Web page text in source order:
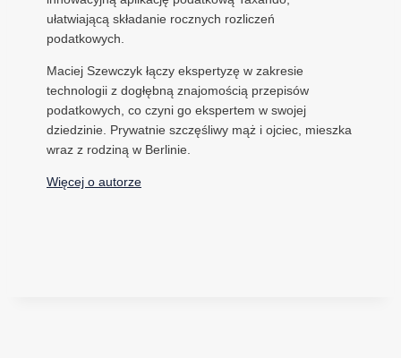
ułatwiającą składanie rocznych rozliczeń
podatkowych.
Maciej Szewczyk łączy ekspertyzę w zakresie
technologii z dogłębną znajomością przepisów
podatkowych, co czyni go ekspertem w swojej
dziedzinie. Prywatnie szczęśliwy mąż i ojciec, mieszka
wraz z rodziną w Berlinie.
Więcej o autorze